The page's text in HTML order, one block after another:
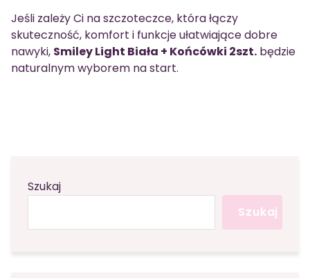
Jeśli zależy Ci na szczoteczce, która łączy
skuteczność, komfort i funkcje ułatwiające dobre
nawyki, Smiley Light Biała + Końcówki 2szt. będzie
naturalnym wyborem na start.
Szukaj
Szukaj